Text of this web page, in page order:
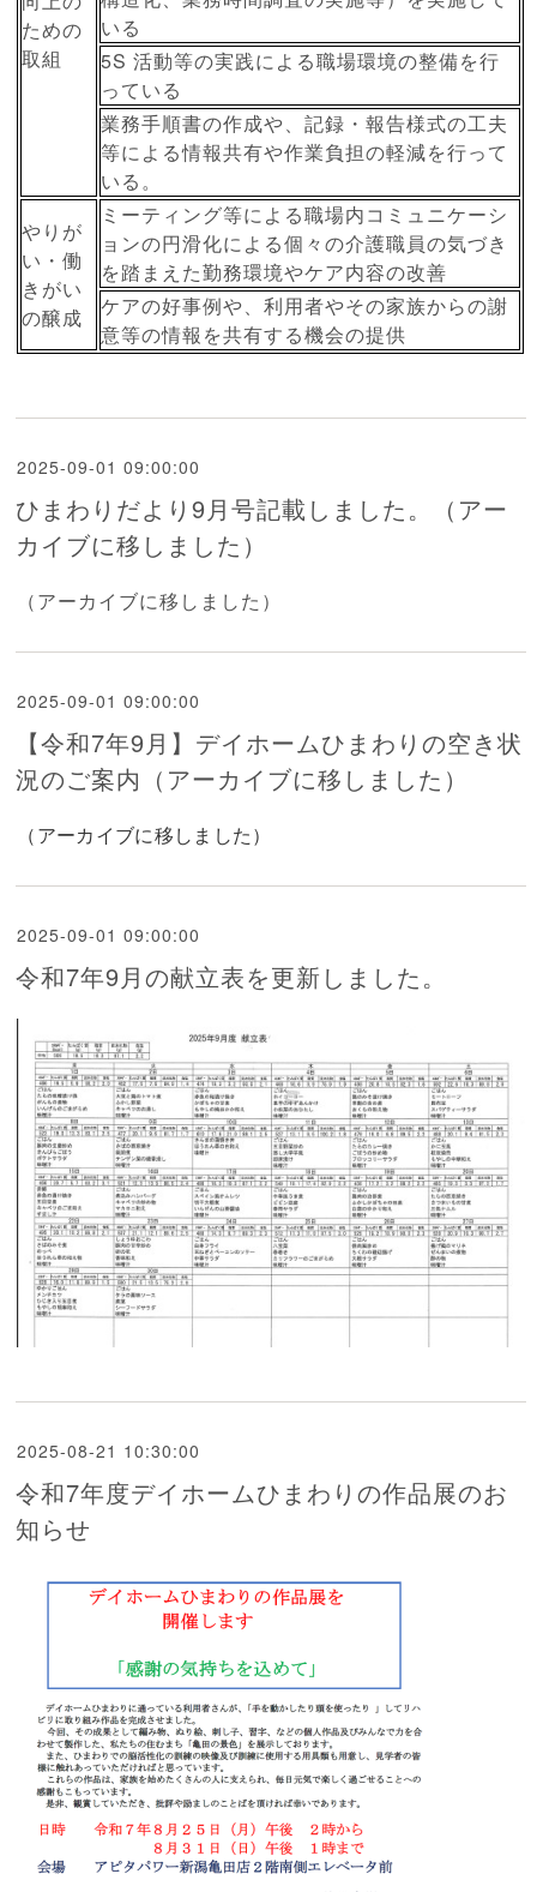
ための
取組
いる
5S 活動等の実践による職場環境の整備を行
っている
業務手順書の作成や、記録・報告様式の工夫
等による情報共有や作業負担の軽減を行って
いる。
やりが
い・働
きがい
の醸成
ミーティング等による職場内コミュニケーシ
ョンの円滑化による個々の介護職員の気づき
を踏まえた勤務環境やケア内容の改善
ケアの好事例や、利用者やその家族からの謝
意等の情報を共有する機会の提供
2025-09-01 09:00:00
ひまわりだより9月号記載しました。（アー
カイブに移しました）
（アーカイブに移しました）
2025-09-01 09:00:00
【令和7年9月】デイホームひまわりの空き状
況のご案内（アーカイブに移しました）
（アーカイブに移しました）
2025-09-01 09:00:00
令和7年9月の献立表を更新しました。
2025-08-21 10:30:00
令和7年度デイホームひまわりの作品展のお
知らせ